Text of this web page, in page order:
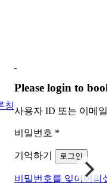
칭
Please login to
사용자 ID 또는 이메일
비밀번호 *
기억하기 로그인
비밀번호를 잊어버리